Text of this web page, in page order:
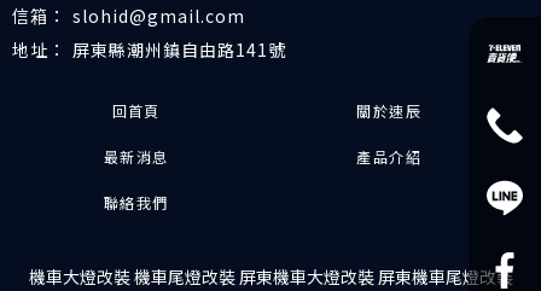
slohid@gmail.com
屏東縣潮州鎮自由路141號
回首頁 關於速辰
最新消息 產品介紹
聯絡我們
機車大燈改裝機車尾燈改裝屏東機車大燈改裝屏東機車尾燈改裝